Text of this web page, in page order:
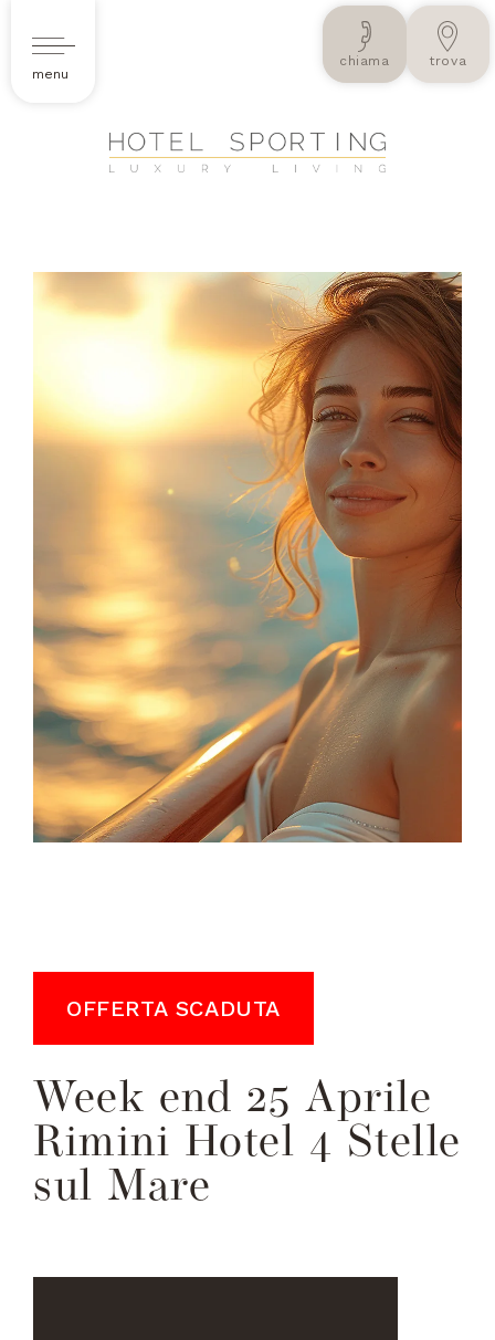
menu
chiama trova
OFFERTA SCADUTA
Week end 25 Aprile
Rimini Hotel 4 Stelle
sul Mare